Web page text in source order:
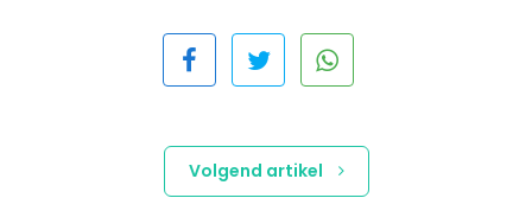
Volgend artikel